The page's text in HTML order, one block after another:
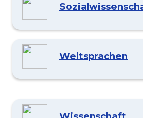
Weltsprachen